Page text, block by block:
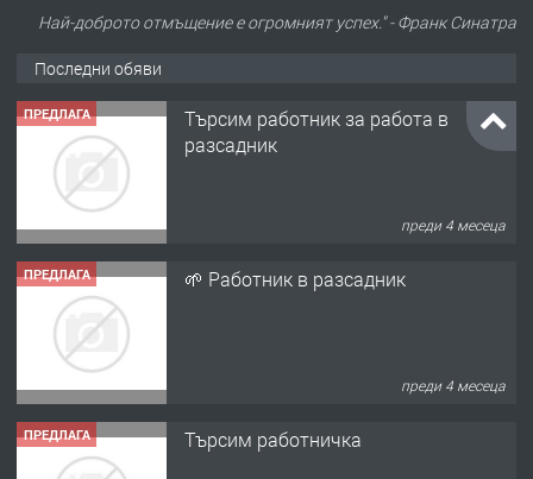
Най-доброто отмъщение е огромният успех." - Франк Синатра
Последни обяви
ПРЕДЛАГА
Търсим работник за работа в
разсадник
преди 4 месеца
ПРЕДЛАГА 🌱 Работник в разсадник
преди 4 месеца
ПРЕДЛАГА Търсим работничка